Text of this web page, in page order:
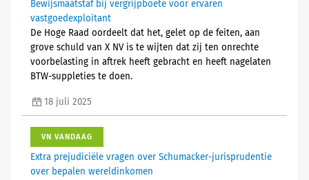
Bewijsmaatstaf bij vergrijpboete voor ervaren
vastgoedexploitant
De Hoge Raad oordeelt dat het, gelet op de feiten, aan
grove schuld van X NV is te wijten dat zij ten onrechte
voorbelasting in aftrek heeft gebracht en heeft nagelaten
BTW-suppleties te doen.
18 juli 2025
VN VANDAAG
Extra prejudiciële vragen over Schumacker-jurisprudentie
over bepalen wereldinkomen